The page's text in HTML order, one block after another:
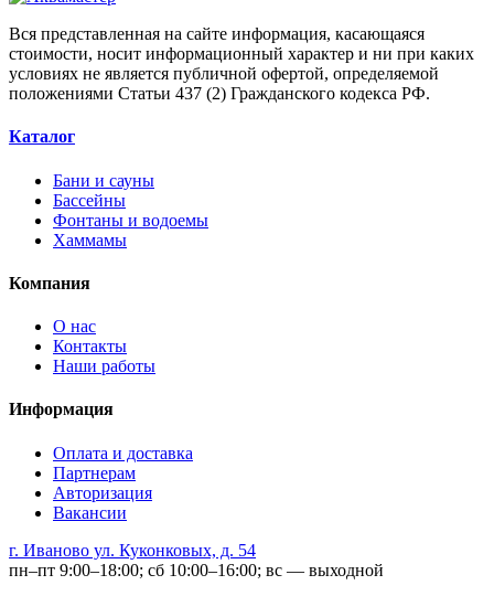
Вся представленная на сайте информация, касающаяся
стоимости, носит информационный характер и ни при каких
условиях не является публичной офертой, определяемой
положениями Статьи 437 (2) Гражданского кодекса РФ.
Каталог
Бани и сауны
Бассейны
Фонтаны и водоемы
Хаммамы
Компания
О нас
Контакты
Наши работы
Информация
Оплата и доставка
Партнерам
Авторизация
Вакансии
г. Иваново ул. Куконковых, д. 54
пн–пт 9:00–18:00; сб 10:00–16:00; вс — выходной